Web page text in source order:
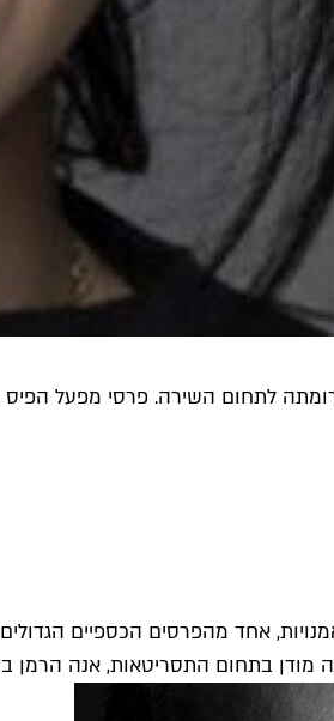
לתחום השירה. פרסי מפעל
אחד מהפרסים הכספיים
מודן בתחום התסריטאות, אנה הרמן